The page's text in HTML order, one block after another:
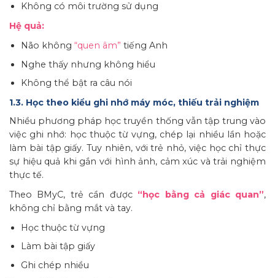
Không có môi trường sử dụng
Hệ quả:
Não không “quen âm” tiếng Anh
Nghe thấy nhưng không hiểu
Không thể bật ra câu nói
1.3. Học theo kiểu ghi nhớ máy móc, thiếu trải nghiệm
Nhiều phương pháp học truyền thống vẫn tập trung vào
việc ghi nhớ: học thuộc từ vựng, chép lại nhiều lần hoặc
làm bài tập giấy. Tuy nhiên, với trẻ nhỏ, việc học chỉ thực
sự hiệu quả khi gắn với hình ảnh, cảm xúc và trải nghiệm
thực tế.
Theo BMyC, trẻ cần được “học bằng cả giác quan”,
không chỉ bằng mắt và tay.
Học thuộc từ vựng
Làm bài tập giấy
Ghi chép nhiều